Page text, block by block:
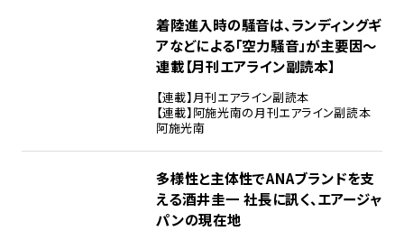
着陸進入時の騒音は、ランディングギ
アなどによる「空力騒音」が主要因～
連載【月刊エアライン副読本】
【連載】月刊エアライン副読本
【連載】阿施光南の月刊エアライン副読本
阿施光南
多様性と主体性でANAブランドを支
える――酒井圭一 社長に訊く、エアージャ
パンの現在地